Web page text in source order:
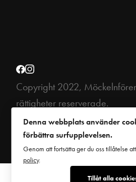
Copyright 2022,
rättigheter reserverade.
Terms of Serviceapply.
Denna webbplats använder
förbättra surfupplevelsen.
Genom att fortsätta ger du oss tillåtelse
policy.
Tillåt alla